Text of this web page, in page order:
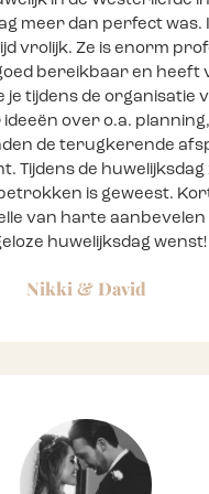
meer dan perfect was.
vrolijk. Ze is enorm
bereikbaar en heeft
tijdens de organisatie
over o.a.
de terugkerende
Tijdens de huwelijksdag
is geweest.
van harte
huwelijksdag wenst!
Nikki & David